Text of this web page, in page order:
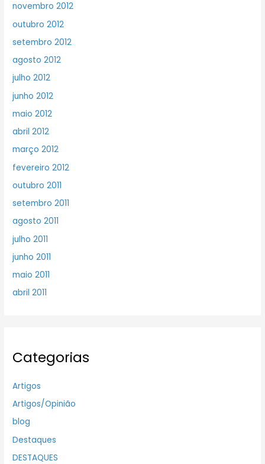
novembro 2012
outubro 2012
setembro 2012
agosto 2012
julho 2012
junho 2012
maio 2012
abril 2012
março 2012
fevereiro 2012
outubro 2011
setembro 2011
agosto 2011
julho 2011
junho 2011
maio 2011
abril 2011
Categorias
Artigos
Artigos/Opinião
blog
Destaques
DESTAQUES